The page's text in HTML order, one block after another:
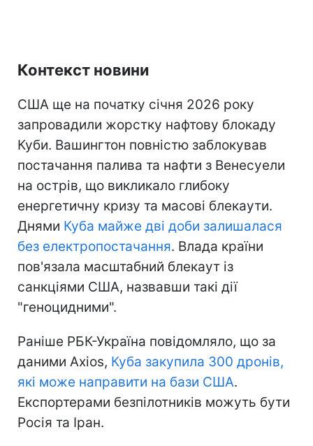
Контекст новини
США ще на початку січня 2026 року
запровадили жорстку нафтову блокаду
Куби. Вашингтон повністю заблокував
постачання палива та нафти з Венесуели
на острів, що викликало глибоку
енергетичну кризу та масові блекаути.
Днями Куба майже дві доби залишалася
без електропостачання. Влада країни
пов'язала масштабний блекаут із
санкціями США, назвавши такі дії
"геноцидними".
Раніше РБК-Україна повідомляло, що за
даними Axios, Куба закупила 300 дронів,
які може направити на бази США.
Експортерами безпілотників можуть бути
Росія та Іран.